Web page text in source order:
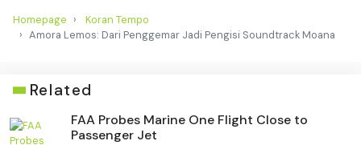
Homepage
Koran Tempo
Amora Lemos: Dari Penggemar Jadi Pengisi Soundtrack Moana
Related
FAA Probes Marine One Flight Close to
Passenger Jet